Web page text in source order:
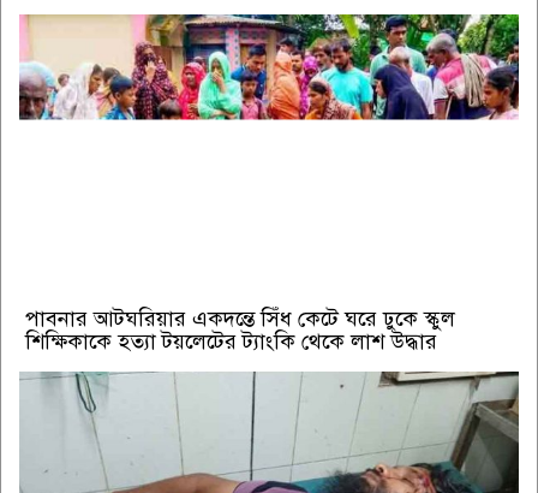
পাবনার আটঘরিয়ার একদন্তে সিঁধ কেটে ঘরে ঢুকে স্কুল
শিক্ষিকাকে হত্যা টয়লেটের ট্যাংকি থেকে লাশ উদ্ধার